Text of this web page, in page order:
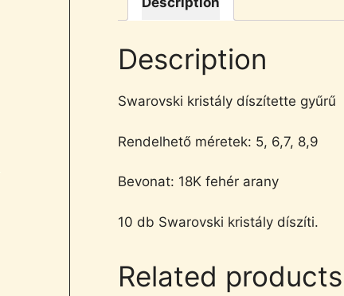
Description
Swarovski kristály díszítette gyűrű
Rendelhető méretek: 5, 6,7, 8,9
Bevonat: 18K fehér arany
10 db Swarovski kristály díszíti.
Related products